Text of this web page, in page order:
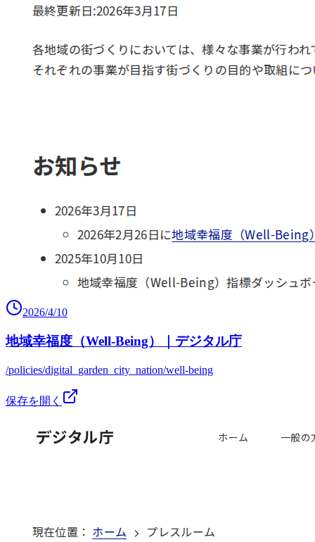
2026/4/10
地域幸福度（Well-Being）｜デジタル庁
/policies/digital_garden_city_nation/well-being
保存を開く